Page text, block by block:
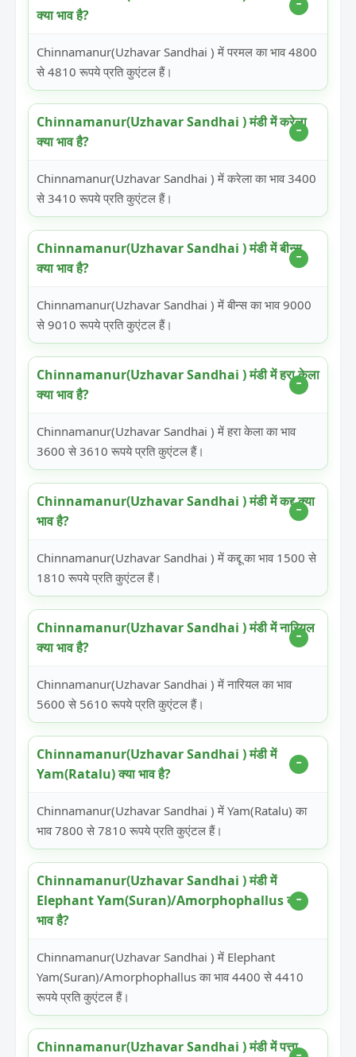
क्या भाव है?
Chinnamanur(Uzhavar Sandhai ) में परमल का भाव 4800
से 4810 रूपये प्रति कुएंटल हैं।
Chinnamanur(Uzhavar Sandhai ) मंडी में करेला
क्या भाव है?
Chinnamanur(Uzhavar Sandhai ) में करेला का भाव 3400
से 3410 रूपये प्रति कुएंटल हैं।
Chinnamanur(Uzhavar Sandhai ) मंडी में बीन्स
क्या भाव है?
Chinnamanur(Uzhavar Sandhai ) में बीन्स का भाव 9000
से 9010 रूपये प्रति कुएंटल हैं।
Chinnamanur(Uzhavar Sandhai ) मंडी में हरा केला
क्या भाव है?
Chinnamanur(Uzhavar Sandhai ) में हरा केला का भाव
3600 से 3610 रूपये प्रति कुएंटल हैं।
Chinnamanur(Uzhavar Sandhai ) मंडी में कद्दू क्या
भाव है?
Chinnamanur(Uzhavar Sandhai ) में कद्दू का भाव 1500 से
1810 रूपये प्रति कुएंटल हैं।
Chinnamanur(Uzhavar Sandhai ) मंडी में नारियल
क्या भाव है?
Chinnamanur(Uzhavar Sandhai ) में नारियल का भाव
5600 से 5610 रूपये प्रति कुएंटल हैं।
Chinnamanur(Uzhavar Sandhai ) मंडी में
Yam(Ratalu) क्या भाव है?
Chinnamanur(Uzhavar Sandhai ) में Yam(Ratalu) का
भाव 7800 से 7810 रूपये प्रति कुएंटल हैं।
Chinnamanur(Uzhavar Sandhai ) मंडी में
Elephant Yam(Suran)/Amorphophallus क्या
भाव है?
Chinnamanur(Uzhavar Sandhai ) में Elephant
Yam(Suran)/Amorphophallus का भाव 4400 से 4410
रूपये प्रति कुएंटल हैं।
Chinnamanur(Uzhavar Sandhai ) मंडी में पत्ता